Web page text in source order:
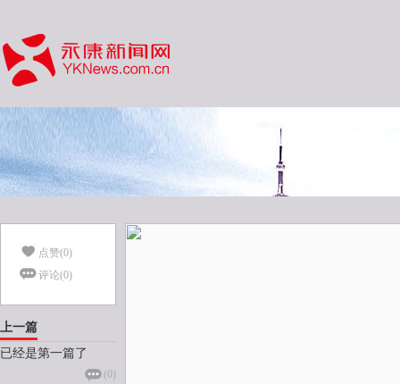
点赞(0)
评论(0)
上一篇
已经是第一篇了
(0)